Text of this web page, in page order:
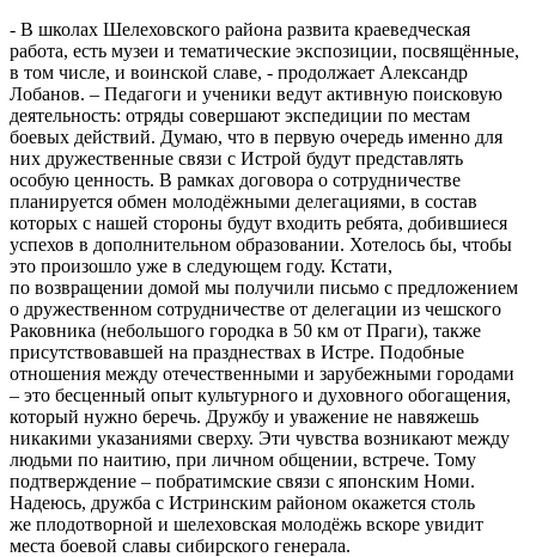
- В школах Шелеховского района развита краеведческая
работа, есть музеи и тематические экспозиции, посвящённые,
в том числе, и воинской славе, - продолжает Александр
Лобанов. – Педагоги и ученики ведут активную поисковую
деятельность: отряды совершают экспедиции по местам
боевых действий. Думаю, что в первую очередь именно для
них дружественные связи с Истрой будут представлять
особую ценность. В рамках договора о сотрудничестве
планируется обмен молодёжными делегациями, в состав
которых с нашей стороны будут входить ребята, добившиеся
успехов в дополнительном образовании. Хотелось бы, чтобы
это произошло уже в следующем году. Кстати,
по возвращении домой мы получили письмо с предложением
о дружественном сотрудничестве от делегации из чешского
Раковника (небольшого городка в 50 км от Праги), также
присутствовавшей на празднествах в Истре. Подобные
отношения между отечественными и зарубежными городами
– это бесценный опыт культурного и духовного обогащения,
который нужно беречь. Дружбу и уважение не навяжешь
никакими указаниями сверху. Эти чувства возникают между
людьми по наитию, при личном общении, встрече. Тому
подтверждение – побратимские связи с японским Номи.
Надеюсь, дружба с Истринским районом окажется столь
же плодотворной и шелеховская молодёжь вскоре увидит
места боевой славы сибирского генерала.